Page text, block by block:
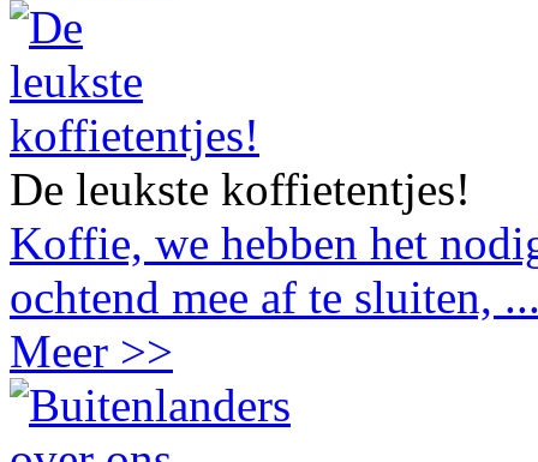
De leukste koffietentjes!
Koffie, we hebben het
ochtend mee af te sluiten,
Meer >>